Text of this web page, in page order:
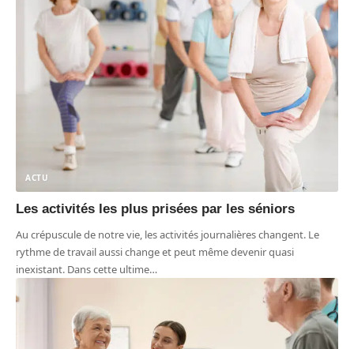
ACTU
Les activités les plus prisées par les séniors
Au crépuscule de notre vie, les activités journalières changent. Le
rythme de travail aussi change et peut même devenir quasi
inexistant. Dans cette ultime…